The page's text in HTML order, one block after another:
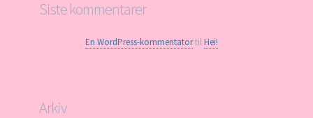
Siste kommentarer
En WordPress-kommentatortilHei!
Arkiv